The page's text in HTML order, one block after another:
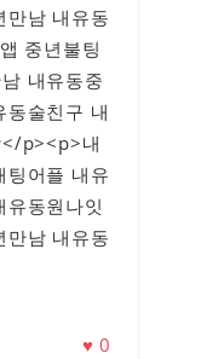
만남 내유동
중년불팅
내유동중
동술친구 내
</p><p>내
팅어플 내유
동원나잇
만남 내유동
♥0